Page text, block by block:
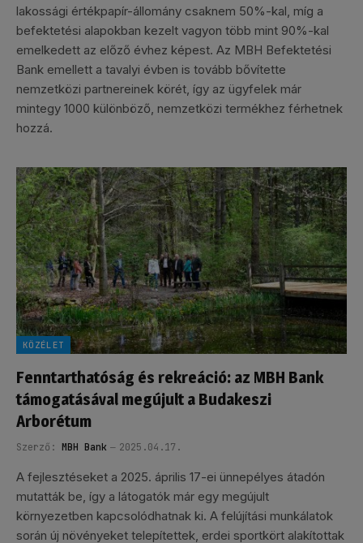
lakossági értékpapír-állomány csaknem 50%-kal, míg a
befektetési alapokban kezelt vagyon több mint 90%-kal
emelkedett az előző évhez képest. Az MBH Befektetési
Bank emellett a tavalyi évben is tovább bővítette
nemzetközi partnereinek körét, így az ügyfelek már
mintegy 1000 különböző, nemzetközi termékhez férhetnek
hozzá.
KÖZÉLET
Fenntarthatóság és rekreáció: az MBH Bank
támogatásával megújult a Budakeszi
Arborétum
Szerző: MBH Bank 2025.04.17.
A fejlesztéseket a 2025. április 17-ei ünnepélyes átadón
mutatták be, így a látogatók már egy megújult
környezetben kapcsolódhatnak ki. A felújítási munkálatok
során új növényeket telepítettek, erdei sportkört alakítottak